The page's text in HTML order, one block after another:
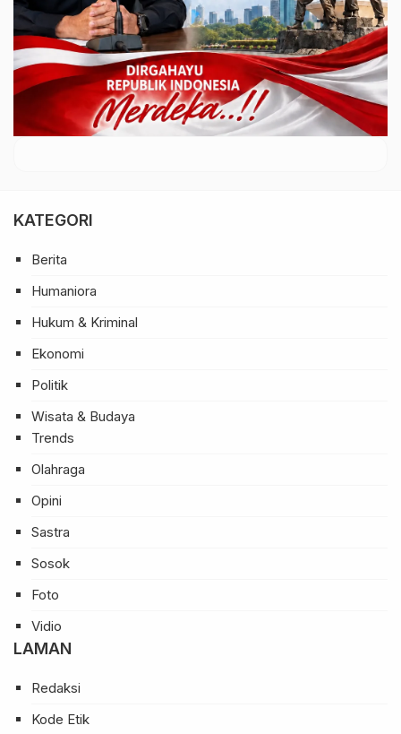
KATEGORI
Berita
Humaniora
Hukum & Kriminal
Ekonomi
Politik
Wisata & Budaya
Trends
Olahraga
Opini
Sastra
Sosok
Foto
Vidio
LAMAN
Redaksi
Kode Etik